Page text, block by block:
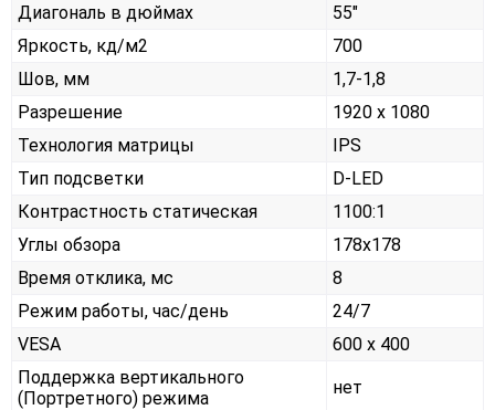
Диагональ в дюймах
55"
Яркость, кд/м2
700
Шов, мм
1,7-1,8
Разрешение
1920 x 1080
Технология матрицы
IPS
Тип подсветки
D-LED
Контрастность статическая
1100:1
Углы обзора
178x178
Время отклика, мс
8
Режим работы, час/день
24/7
VESA
600 x 400
Поддержка вертикального
(Портретного) режима
нет